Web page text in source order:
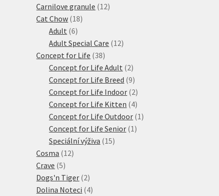
produkty
Carnilove granule 1212
Cat Chow 1818
Adult 66
produktů
Adult Special Care 1212
Concept for Life 3838
produktů
Concept for Life Adult 22
produkty
Concept for Life Breed 99
produktů
Concept for Life Indoor 22
produkty
Concept for Life Kitten 44
produkty
Concept for Life Outdoor 11
Concept for Life Senior 11
Speciální výživa 1515
Cosma 1212
Crave 55
produktů
Dogs'n Tiger 22
produkty
Dolina Noteci 44